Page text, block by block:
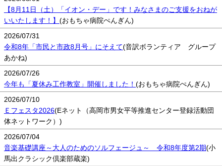
【8月11日（土）「イオン・デー」です！みなさまのご支援をおねが
いいたします！】 (おもちゃ病院ぺんぎん)
2026/07/31
令和8年「市民と市政8月号」にそえて(音訳ボランティア グループ
あかね)
2026/07/26
今年も「夏休み工作教室」開催しました！ (おもちゃ病院ぺんぎん)
2026/07/10
Ｅフェスタ2026(Eネット（高岡市男女平等推進センター登録活動団
体ネットワーク）)
2026/07/04
音楽基礎講座～大人のためのソルフェージュ～ 令和8年度第2期(小
馬出クラシック倶楽部蔵楽)